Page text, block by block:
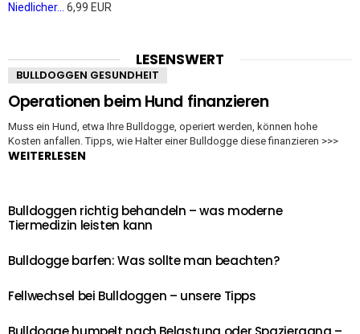
Niedlicher...
6,99 EUR
LESENSWERT
BULLDOGGEN GESUNDHEIT
Operationen beim Hund finanzieren
Muss ein Hund, etwa Ihre Bulldogge, operiert werden, können hohe
Kosten anfallen. Tipps, wie Halter einer Bulldogge diese finanzieren >>>
WEITERLESEN
Bulldoggen richtig behandeln – was moderne
Tiermedizin leisten kann
Bulldogge barfen: Was sollte man beachten?
Fellwechsel bei Bulldoggen – unsere Tipps